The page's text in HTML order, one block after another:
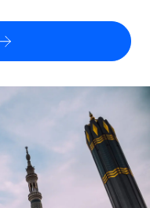
約
グし、管理
ローバルHR・給与処理ソ
オプションと支払スピー